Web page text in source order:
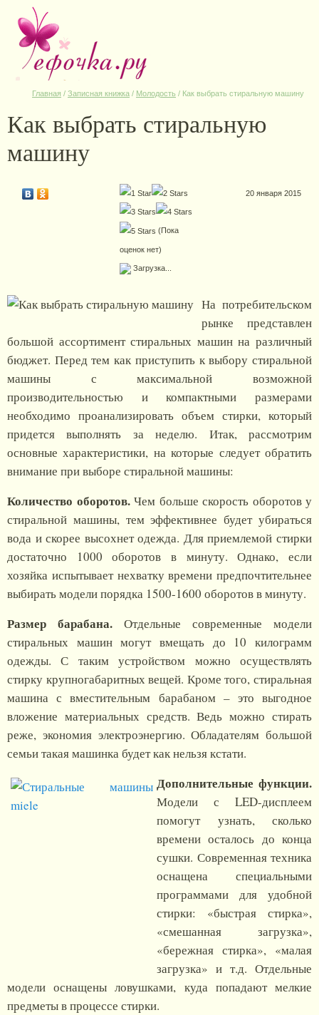
Главная / Записная книжка / Молодость / Как выбрать стиральную машину
Как выбрать стиральную
машину
(Пока
оценок нет)
Загрузка...
20 января 2015
На потребительском
рынке представлен
большой ассортимент стиральных машин на различный
бюджет. Перед тем как приступить к выбору стиральной
машины с максимальной возможной
производительностью и компактными размерами
необходимо проанализировать объем стирки, который
придется выполнять за неделю. Итак, рассмотрим
основные характеристики, на которые следует обратить
внимание при выборе стиральной машины:
Количество оборотов.Чем больше скорость оборотов у
стиральной машины, тем эффективнее будет убираться
вода и скорее высохнет одежда. Для приемлемой стирки
достаточно 1000 оборотов в минуту. Однако, если
хозяйка испытывает нехватку времени предпочтительнее
выбирать модели порядка 1500-1600 оборотов в минуту.
Размер барабана. Отдельные современные модели
стиральных машин могут вмещать до 10 килограмм
одежды. С таким устройством можно осуществлять
стирку крупногабаритных вещей. Кроме того, стиральная
машина с вместительным барабаном – это выгодное
вложение материальных средств. Ведь можно стирать
реже, экономия электроэнергию. Обладателям большой
семьи такая машинка будет как нельзя кстати.
Дополнительные функции.
Модели с LED-дисплеем
помогут узнать, сколько
времени осталось до конца
сушки. Современная техника
оснащена специальными
программами для удобной
стирки: «быстрая стирка»,
«смешанная загрузка»,
«бережная стирка», «малая
загрузка» и т.д. Отдельные
модели оснащены ловушками, куда попадают мелкие
предметы в процессе стирки.